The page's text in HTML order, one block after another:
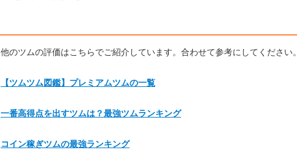
他のツムの評価はこちらでご紹介しています。合わせて参考にしてください。
【ツムツム図鑑】プレミアムツムの一覧
一番高得点を出すツムは？最強ツムランキング
コイン稼ぎツムの最強ランキング